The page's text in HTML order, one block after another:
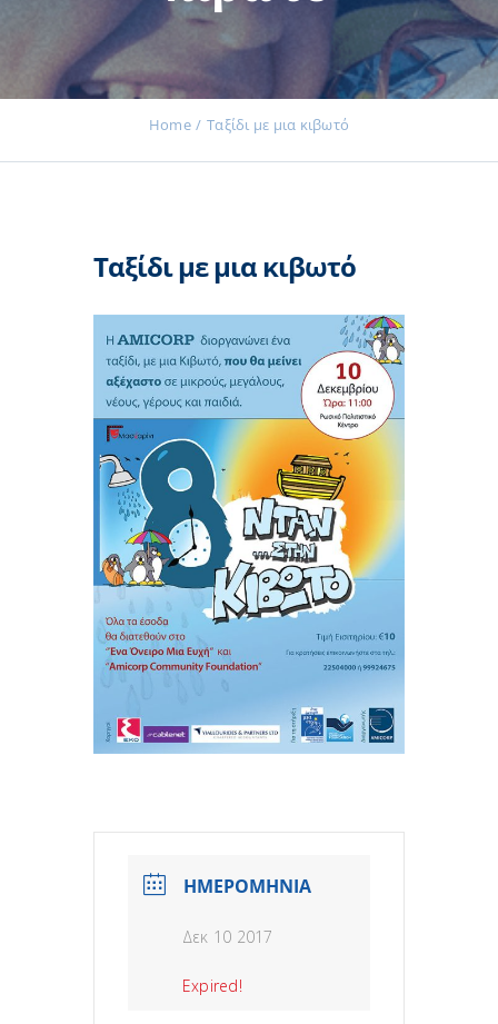
Εκδηλώσεις
Προϊόντα
Επικοινωνία
Εισφορές
Home Ταξίδι με μια κιβωτό
Ταξίδι με μια κιβωτό
ΗΜΕΡΟΜΗΝΙΑ
Δεκ 10 2017
Expired!